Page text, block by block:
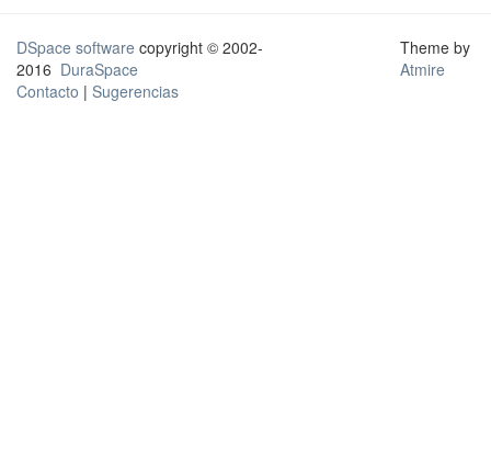
DSpace software copyright © 2002-
2016 DuraSpace
Contacto | Sugerencias
Theme by
Atmire